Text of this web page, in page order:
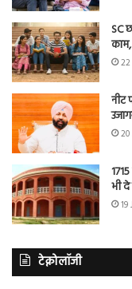
SC
नीट
भी दे
टेक्नोलॉजी